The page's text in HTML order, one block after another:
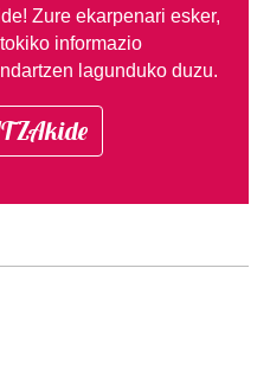
Zure ekarpenari esker,
informazio
lagunduko duzu.